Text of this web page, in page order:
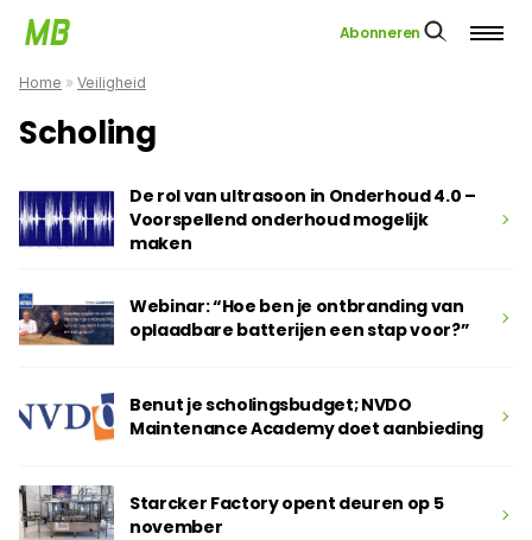
Abonneren
Home » Veiligheid
Scholing
De rol van ultrasoon in Onderhoud 4.0 –
Voorspellend onderhoud mogelijk
maken
Webinar: “Hoe ben je ontbranding van
oplaadbare batterijen een stap voor?”
Benut je scholingsbudget; NVDO
Maintenance Academy doet aanbieding
Starcker Factory opent deuren op 5
november